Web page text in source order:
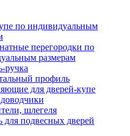
по индивидуальным
перегородки по
размерам
ручка
профиль
для дверей-купе
шлегеля
подвесных дверей